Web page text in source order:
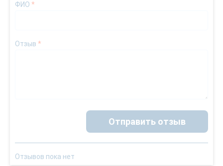
ФИО *
Отзыв *
Отправить отзыв
Отзывов пока нет